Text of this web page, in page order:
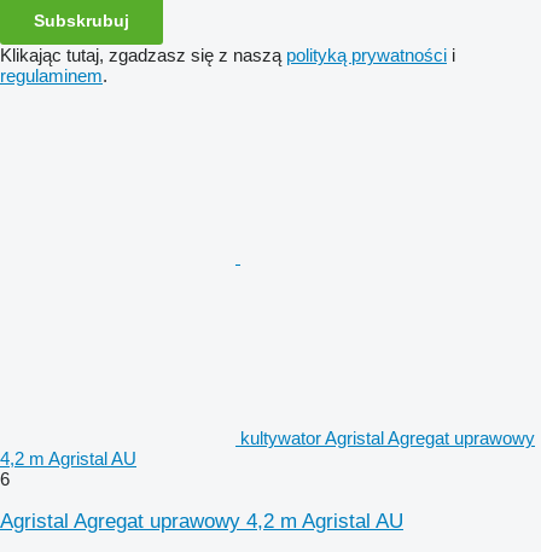
Subskrubuj
Klikając tutaj, zgadzasz się z naszą polityką prywatności i
regulaminem.
kultywator Agristal Agregat uprawowy
4,2 m Agristal AU
6
Agristal Agregat uprawowy 4,2 m Agristal AU